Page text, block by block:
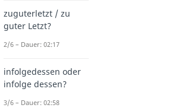
zuguterletzt / zu
guter Letzt?
2/6 – Dauer: 02:17
infolgedessen oder
infolge dessen?
3/6 – Dauer: 02:58